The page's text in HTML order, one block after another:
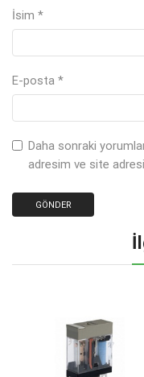
İsim *
E-posta *
Daha sonraki
adresim ve site